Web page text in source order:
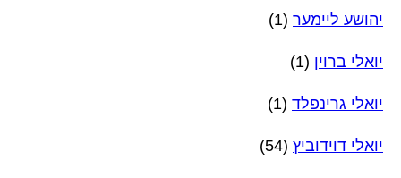
יהושע ליימער (1)
יואלי ברוין (1)
יואלי גרינפלד (1)
יואלי דוידוביץ (54)